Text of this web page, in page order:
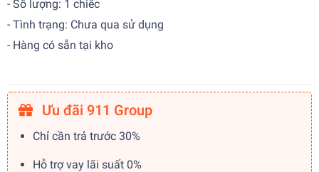
- Số lượng: 1 chiếc
- Tình trạng: Chưa qua sử dụng
- Hàng có sẵn tại kho
Ưu đãi 911 Group
Chỉ cần trả trước 30%
Hỗ trợ vay lãi suất 0%